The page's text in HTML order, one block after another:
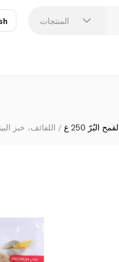
المنتجات
اللفائف، خبز البُرّ 250 غ